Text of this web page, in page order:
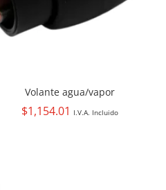
Volante agua/vapor
$1,154.01 I.V.A. Incluido